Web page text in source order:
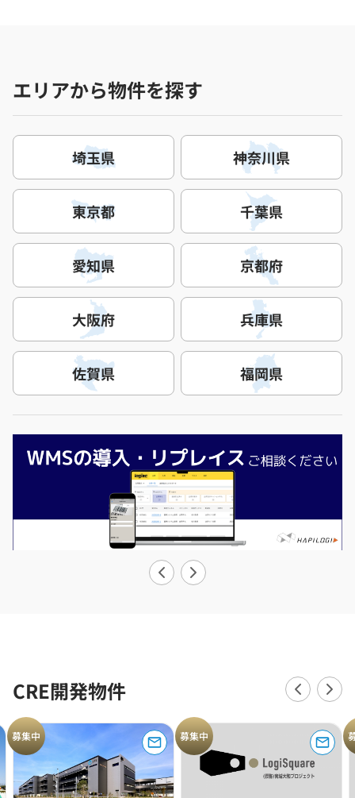
エリアから物件を探す
埼玉県 神奈川県
東京都 千葉県
愛知県 京都府
大阪府 兵庫県
佐賀県 福岡県
CRE開発物件
募集中 募集中